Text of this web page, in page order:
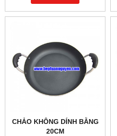
CHẢO KHÔNG DÍNH BẰNG
20CM